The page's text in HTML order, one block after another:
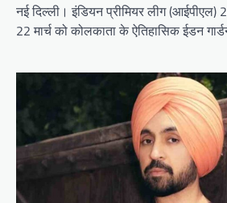
नई दिल्ली। इंडियन प्रीमियर लीग (आईपीएल)
22 मार्च को कोलकाता के ऐतिहासिक ईडन